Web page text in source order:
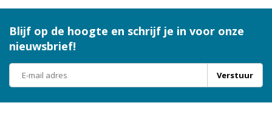
Blijf op de hoogte en schrijf je in voor onze
nieuwsbrief!
Verstuur